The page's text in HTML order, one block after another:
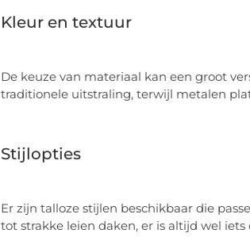
Kleur en textuur
De keuze van materiaal kan een groot
traditionele uitstraling, terwijl metalen
Stijlopties
Er zijn talloze stijlen beschikbaar die
tot strakke leien daken, er is altijd wel